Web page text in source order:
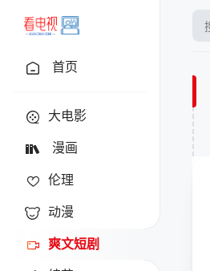
首页
大电影
漫画
伦理
动漫
爽文短剧